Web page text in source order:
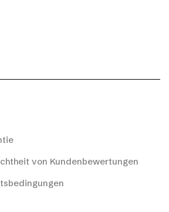
von Kundenbewertungen